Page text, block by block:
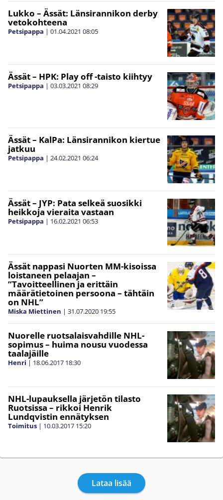
Lukko – Ässät: Länsirannikon derby
vetokohteena
Petsipappa | 01.04.2021 08:05
Ässät – HPK: Play off -taisto kiihtyy
Petsipappa | 03.03.2021 08:29
Ässät – KalPa: Länsirannikon kiertue
jatkuu
Petsipappa | 24.02.2021 06:24
Ässät – JYP: Pata selkeä suosikki
heikkoja vieraita vastaan
Petsipappa | 16.02.2021 06:53
Ässät nappasi Nuorten MM-kisoissa
loistaneen pelaajan –
”Tavoitteellinen ja erittäin
määrätietoinen persoona – tähtäin
on NHL”
Miska Miettinen | 31.07.2020 19:55
Nuorelle ruotsalaisvahdille NHL-
sopimus – huima nousu vuodessa
taalajäille
Henri | 18.06.2017 18:30
NHL-lupauksella järjetön tilasto
Ruotsissa – rikkoi Henrik
Lundqvistin ennätyksen
Toimitus | 10.03.2017 15:20
Lataa lisää